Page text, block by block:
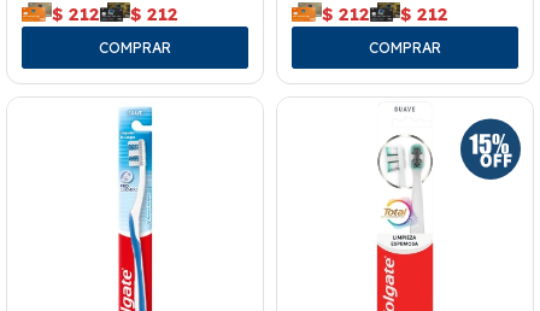
$ 212 $ 212 $ 212 $ 212